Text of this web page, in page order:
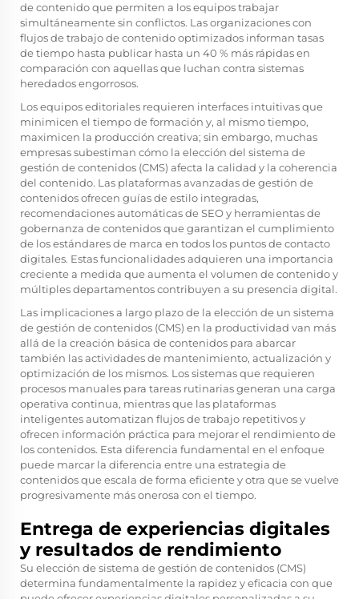
de contenido que permiten a los equipos trabajar
simultáneamente sin conflictos. Las organizaciones con
flujos de trabajo de contenido optimizados informan tasas
de tiempo hasta publicar hasta un 40 % más rápidas en
comparación con aquellas que luchan contra sistemas
heredados engorrosos.
Los equipos editoriales requieren interfaces intuitivas que
minimicen el tiempo de formación y, al mismo tiempo,
maximicen la producción creativa; sin embargo, muchas
empresas subestiman cómo la elección del sistema de
gestión de contenidos (CMS) afecta la calidad y la coherencia
del contenido. Las plataformas avanzadas de gestión de
contenidos ofrecen guías de estilo integradas,
recomendaciones automáticas de SEO y herramientas de
gobernanza de contenidos que garantizan el cumplimiento
de los estándares de marca en todos los puntos de contacto
digitales. Estas funcionalidades adquieren una importancia
creciente a medida que aumenta el volumen de contenido y
múltiples departamentos contribuyen a su presencia digital.
Las implicaciones a largo plazo de la elección de un sistema
de gestión de contenidos (CMS) en la productividad van más
allá de la creación básica de contenidos para abarcar
también las actividades de mantenimiento, actualización y
optimización de los mismos. Los sistemas que requieren
procesos manuales para tareas rutinarias generan una carga
operativa continua, mientras que las plataformas
inteligentes automatizan flujos de trabajo repetitivos y
ofrecen información práctica para mejorar el rendimiento de
los contenidos. Esta diferencia fundamental en el enfoque
puede marcar la diferencia entre una estrategia de
contenidos que escala de forma eficiente y otra que se vuelve
progresivamente más onerosa con el tiempo.
Entrega de experiencias digitales
y resultados de rendimiento
Su elección de sistema de gestión de contenidos (CMS)
determina fundamentalmente la rapidez y eficacia con que